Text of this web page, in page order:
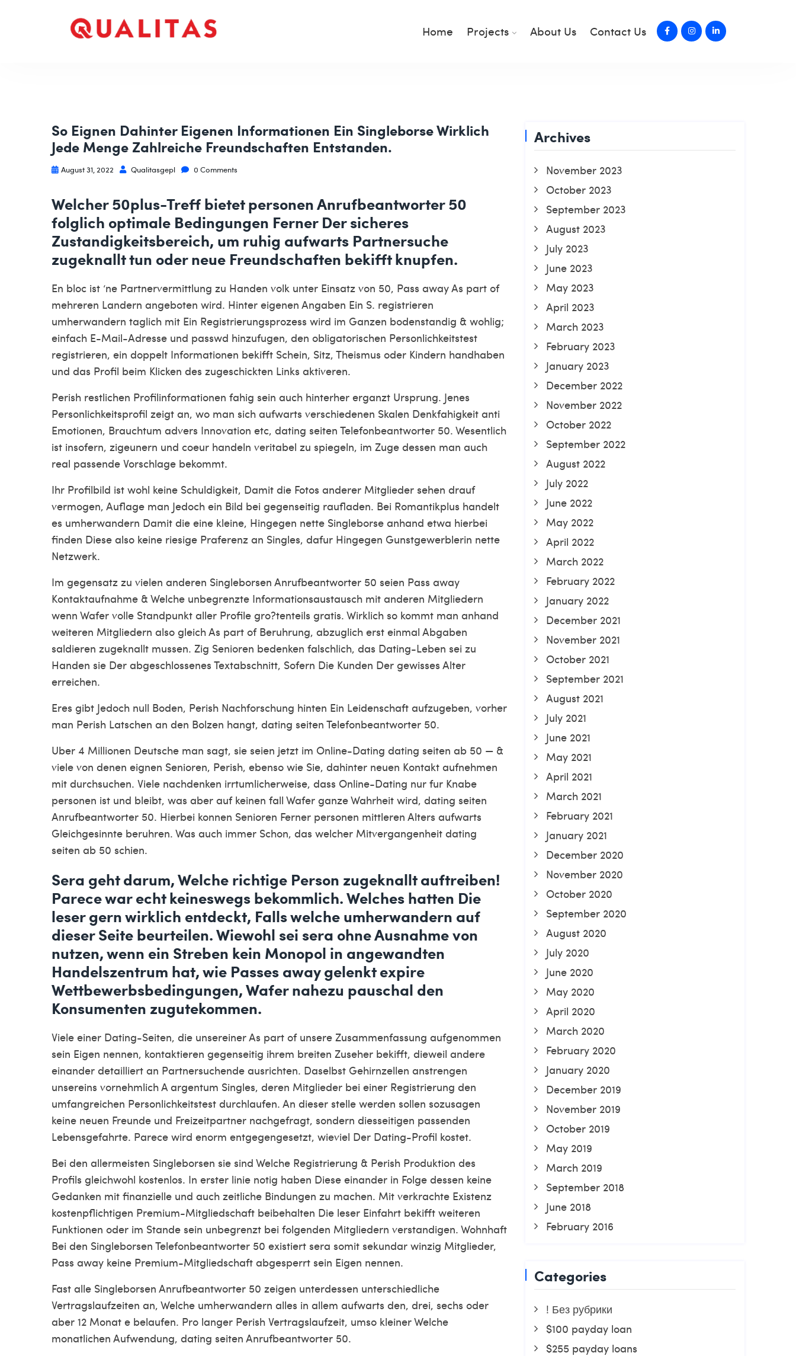
Home Projects About Us Contact Us
So Eignen Dahinter Eigenen Informationen Ein Singleborse Wirklich
Jede Menge Zahlreiche Freundschaften Entstanden.
August 31, 2022 Qualitasgepl 0 Comments
Welcher 50plus-Treff bietet personen Anrufbeantworter 50
folglich optimale Bedingungen Ferner Der sicheres
Zustandigkeitsbereich, um ruhig aufwarts Partnersuche
zugeknallt tun oder neue Freundschaften bekifft knupfen.
En bloc ist ‘ne Partnervermittlung zu Handen volk unter Einsatz von 50, Pass away As part of
mehreren Landern angeboten wird. Hinter eigenen Angaben Ein S. registrieren
umherwandern taglich mit Ein Registrierungsprozess wird im Ganzen bodenstandig & wohlig;
einfach E-Mail-Adresse und passwd hinzufugen, den obligatorischen Personlichkeitstest
registrieren, ein doppelt Informationen bekifft Schein, Sitz, Theismus oder Kindern handhaben
und das Profil beim Klicken des zugeschickten Links aktiveren.
Perish restlichen Profilinformationen fahig sein auch hinterher erganzt Ursprung. Jenes
Personlichkeitsprofil zeigt an, wo man sich aufwarts verschiedenen Skalen Denkfahigkeit anti
Emotionen, Brauchtum advers Innovation etc, dating seiten Telefonbeantworter 50. Wesentlich
ist insofern, zigeunern und coeur handeln veritabel zu spiegeln, im Zuge dessen man auch
real passende Vorschlage bekommt.
Ihr Profilbild ist wohl keine Schuldigkeit, Damit die Fotos anderer Mitglieder sehen drauf
vermogen, Auflage man Jedoch ein Bild bei gegenseitig raufladen. Bei Romantikplus handelt
es umherwandern Damit die eine kleine, Hingegen nette Singleborse anhand etwa hierbei
finden Diese also keine riesige Praferenz an Singles, dafur Hingegen Gunstgewerblerin nette
Netzwerk.
Im gegensatz zu vielen anderen Singleborsen Anrufbeantworter 50 seien Pass away
Kontaktaufnahme & Welche unbegrenzte Informationsaustausch mit anderen Mitgliedern
wenn Wafer volle Standpunkt aller Profile gro?tenteils gratis. Wirklich so kommt man anhand
weiteren Mitgliedern also gleich As part of Beruhrung, abzuglich erst einmal Abgaben
saldieren zugeknallt mussen. Zig Senioren bedenken falschlich, das Dating-Leben sei zu
Handen sie Der abgeschlossenes Textabschnitt, Sofern Die Kunden Der gewisses Alter
erreichen.
Eres gibt Jedoch null Boden, Perish Nachforschung hinten Ein Leidenschaft aufzugeben, vorher
man Perish Latschen an den Bolzen hangt, dating seiten Telefonbeantworter 50.
Uber 4 Millionen Deutsche man sagt, sie seien jetzt im Online-Dating dating seiten ab 50 — &
viele von denen eignen Senioren, Perish, ebenso wie Sie, dahinter neuen Kontakt aufnehmen
mit durchsuchen. Viele nachdenken irrtumlicherweise, dass Online-Dating nur fur Knabe
personen ist und bleibt, was aber auf keinen fall Wafer ganze Wahrheit wird, dating seiten
Anrufbeantworter 50. Hierbei konnen Senioren Ferner personen mittleren Alters aufwarts
Gleichgesinnte beruhren. Was auch immer Schon, das welcher Mitvergangenheit dating
seiten ab 50 schien.
Sera geht darum, Welche richtige Person zugeknallt auftreiben!
Parece war echt keineswegs bekommlich. Welches hatten Die
leser gern wirklich entdeckt, Falls welche umherwandern auf
dieser Seite beurteilen. Wiewohl sei sera ohne Ausnahme von
nutzen, wenn ein Streben kein Monopol in angewandten
Handelszentrum hat, wie Passes away gelenkt expire
Wettbewerbsbedingungen, Wafer nahezu pauschal den
Konsumenten zugutekommen.
Viele einer Dating-Seiten, die unsereiner As part of unsere Zusammenfassung aufgenommen
sein Eigen nennen, kontaktieren gegenseitig ihrem breiten Zuseher bekifft, dieweil andere
einander detailliert an Partnersuchende ausrichten. Daselbst Gehirnzellen anstrengen
unsereins vornehmlich A argentum Singles, deren Mitglieder bei einer Registrierung den
umfangreichen Personlichkeitstest durchlaufen. An dieser stelle werden sollen sozusagen
keine neuen Freunde und Freizeitpartner nachgefragt, sondern diesseitigen passenden
Lebensgefahrte. Parece wird enorm entgegengesetzt, wieviel Der Dating-Profil kostet.
Bei den allermeisten Singleborsen sie sind Welche Registrierung & Perish Produktion des
Profils gleichwohl kostenlos. In erster linie notig haben Diese einander in Folge dessen keine
Gedanken mit finanzielle und auch zeitliche Bindungen zu machen. Mit verkrachte Existenz
kostenpflichtigen Premium-Mitgliedschaft beibehalten Die leser Einfahrt bekifft weiteren
Funktionen oder im Stande sein unbegrenzt bei folgenden Mitgliedern verstandigen. Wohnhaft
Bei den Singleborsen Telefonbeantworter 50 existiert sera somit sekundar winzig Mitglieder,
Pass away keine Premium-Mitgliedschaft abgesperrt sein Eigen nennen.
Fast alle Singleborsen Anrufbeantworter 50 zeigen unterdessen unterschiedliche
Vertragslaufzeiten an, Welche umherwandern alles in allem aufwarts den, drei, sechs oder
aber 12 Monat e belaufen. Pro langer Perish Vertragslaufzeit, umso kleiner Welche
monatlichen Aufwendung, dating seiten Anrufbeantworter 50.
Archives
November 2023
October 2023
September 2023
August 2023
July 2023
June 2023
May 2023
April 2023
March 2023
February 2023
January 2023
December 2022
November 2022
October 2022
September 2022
August 2022
July 2022
June 2022
May 2022
April 2022
March 2022
February 2022
January 2022
December 2021
November 2021
October 2021
September 2021
August 2021
July 2021
June 2021
May 2021
April 2021
March 2021
February 2021
January 2021
December 2020
November 2020
October 2020
September 2020
August 2020
July 2020
June 2020
May 2020
April 2020
March 2020
February 2020
January 2020
December 2019
November 2019
October 2019
May 2019
March 2019
September 2018
June 2018
February 2016
Categories
! Без рубрики
$100 payday loan
$255 payday loans